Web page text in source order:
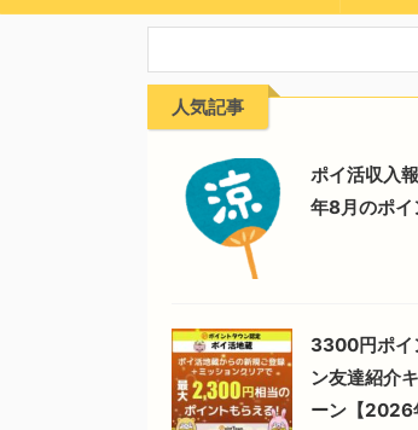
人気記事
ポイ活収入
年8月のポイ
3300円ポイ
ン友達紹介
ーン【2026